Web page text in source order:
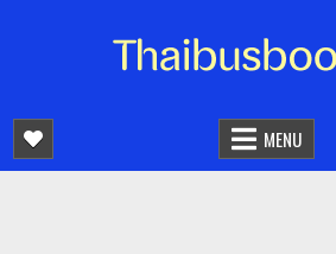
จองตั๋วรถออนไลน์ 24 ชั่วโมง
MENU